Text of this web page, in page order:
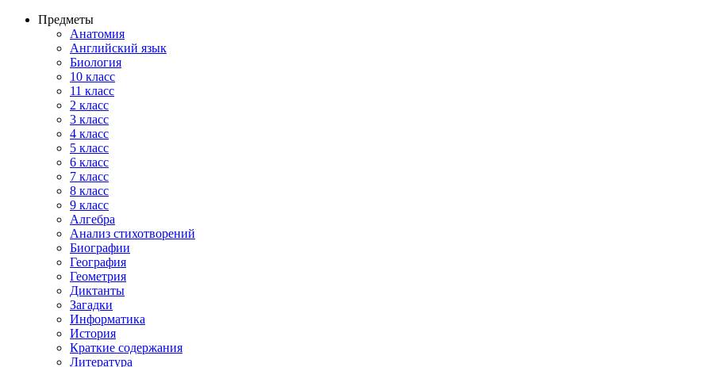
Предметы
Анатомия
Английский язык
Биология
10 класс
11 класс
2 класс
3 класс
4 класс
5 класс
6 класс
7 класс
8 класс
9 класс
Алгебра
Анализ стихотворений
Биографии
География
Геометрия
Диктанты
Загадки
Информатика
История
Краткие содержания
Литература